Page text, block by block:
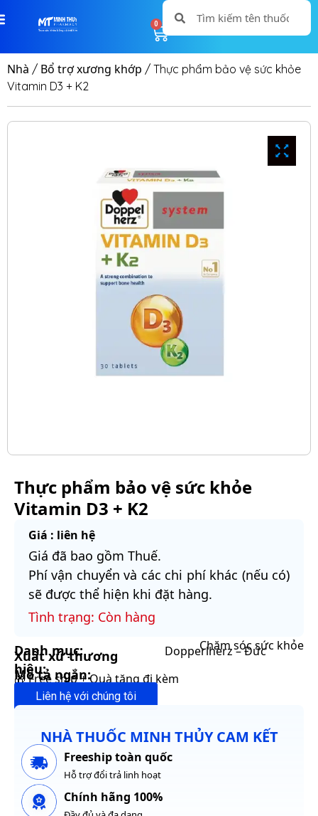
0 0
Nhà / Bổ trợ xương khớp / Thực phẩm bảo vệ sức khỏe
Vitamin D3 + K2
Thực phẩm bảo vệ sức khỏe
Vitamin D3 + K2
Giá : liên hệ
Giá đã bao gồm Thuế.
Phí vận chuyển và các chi phí khác (nếu có)
sẽ được thể hiện khi đặt hàng.
Tình trạng: Còn hàng
Danh mục:
Chăm sóc sức khỏe
Xuất xứ thương
hiệu:
Dopperlherz – Đức
Mô tả ngắn:
🎁 Free ship + Quà tặng đi kèm
Liên hệ với chúng tôi
NHÀ THUỐC MINH THỦY CAM KẾT
Freeship toàn quốc
Hỗ trợ đổi trả linh hoạt
Chính hãng 100%